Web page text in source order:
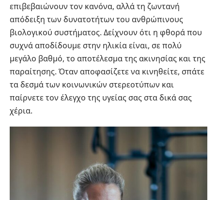
επιβεβαιώνουν τον κανόνα, αλλά τη ζωντανή
απόδειξη των δυνατοτήτων του ανθρώπινους
βιολογικού συστήματος. Δείχνουν ότι η φθορά που
συχνά αποδίδουμε στην ηλικία είναι, σε πολύ
μεγάλο βαθμό, το αποτέλεσμα της ακινησίας και της
παραίτησης. Όταν αποφασίζετε να κινηθείτε, σπάτε
τα δεσμά των κοινωνικών στερεοτύπων και
παίρνετε τον έλεγχο της υγείας σας στα δικά σας
χέρια.